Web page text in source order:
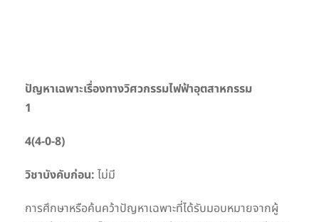
ปัญหาเฉพาะเรื่องทางวิศวกรรมไฟฟ้าอุตสาหกรรม
1
4(4-0-8)
วิชาบังคับก่อน: ไม่มี
การศึกษาหรือค้นคว้าปัญหาเฉพาะที่ได้รับมอบหมายจากผู้